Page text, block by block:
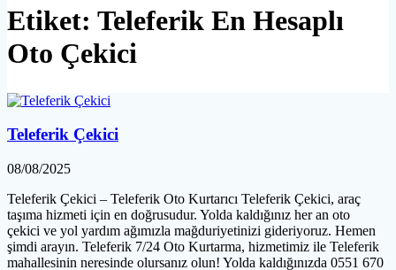
Etiket: Teleferik En Hesaplı
Oto Çekici
Teleferik Çekici
08/08/2025
Teleferik Çekici – Teleferik Oto Kurtarıcı Teleferik Çekici, araç
taşıma hizmeti için en doğrusudur. Yolda kaldığınız her an oto
çekici ve yol yardım ağımızla mağduriyetinizi gideriyoruz. Hemen
şimdi arayın. Teleferik 7/24 Oto Kurtarma, hizmetimiz ile Teleferik
mahallesinin neresinde olursanız olun! Yolda kaldığınızda 0551 670